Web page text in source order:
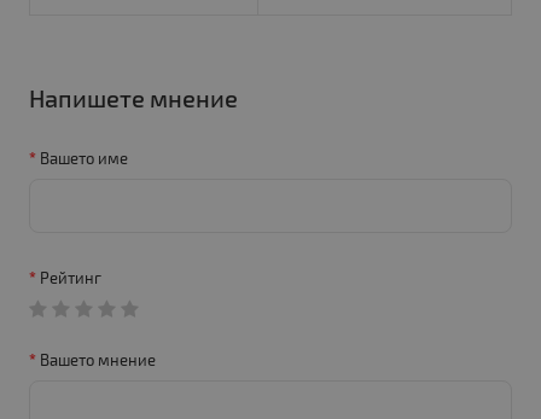
Напишете мнение
Вашето име
Рейтинг
Вашето мнение